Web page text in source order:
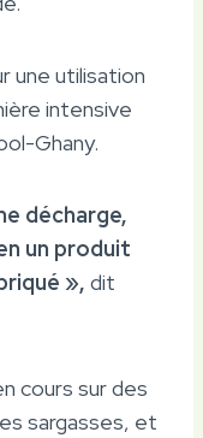
une utilisation
intensive
Ghany.
décharge,
un produit
», dit
cours sur des
sargasses, et